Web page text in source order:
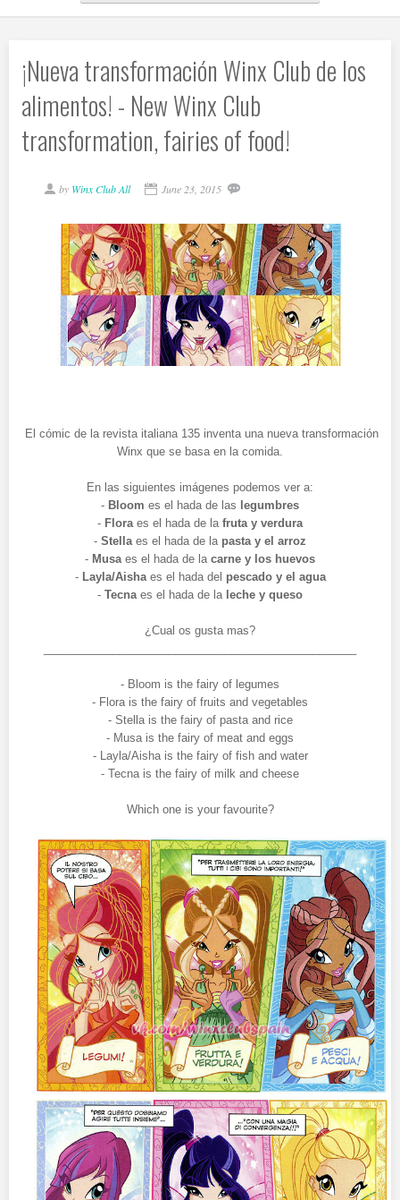
¡Nueva transformación Winx Club de los
alimentos! - New Winx Club
transformation, fairies of food!
by Winx Club All June 23, 2015
El cómic de la revista italiana 135 inventa una nueva transformación
Winx que se basa en la comida.
En las siguientes imágenes podemos ver a:
- Bloom es el hada de las legumbres
- Floraes el hada de la fruta y verdura
- Stellaes el hada de la pasta y el arroz
- Musaes el hada de la carne y los huevos
- Layla/Aishaes el hada del pescado y el agua
- Tecnaes el hada de la leche y queso
¿Cual os gusta mas?
- Bloom is the fairy of legumes
- Flora is the fairy of fruits and vegetables
- Stella is the fairy of pasta and rice
- Musa is the fairy of meat and eggs
- Layla/Aisha is the fairy of fish and water
- Tecna is the fairy of milk and cheese
Which one is your favourite?